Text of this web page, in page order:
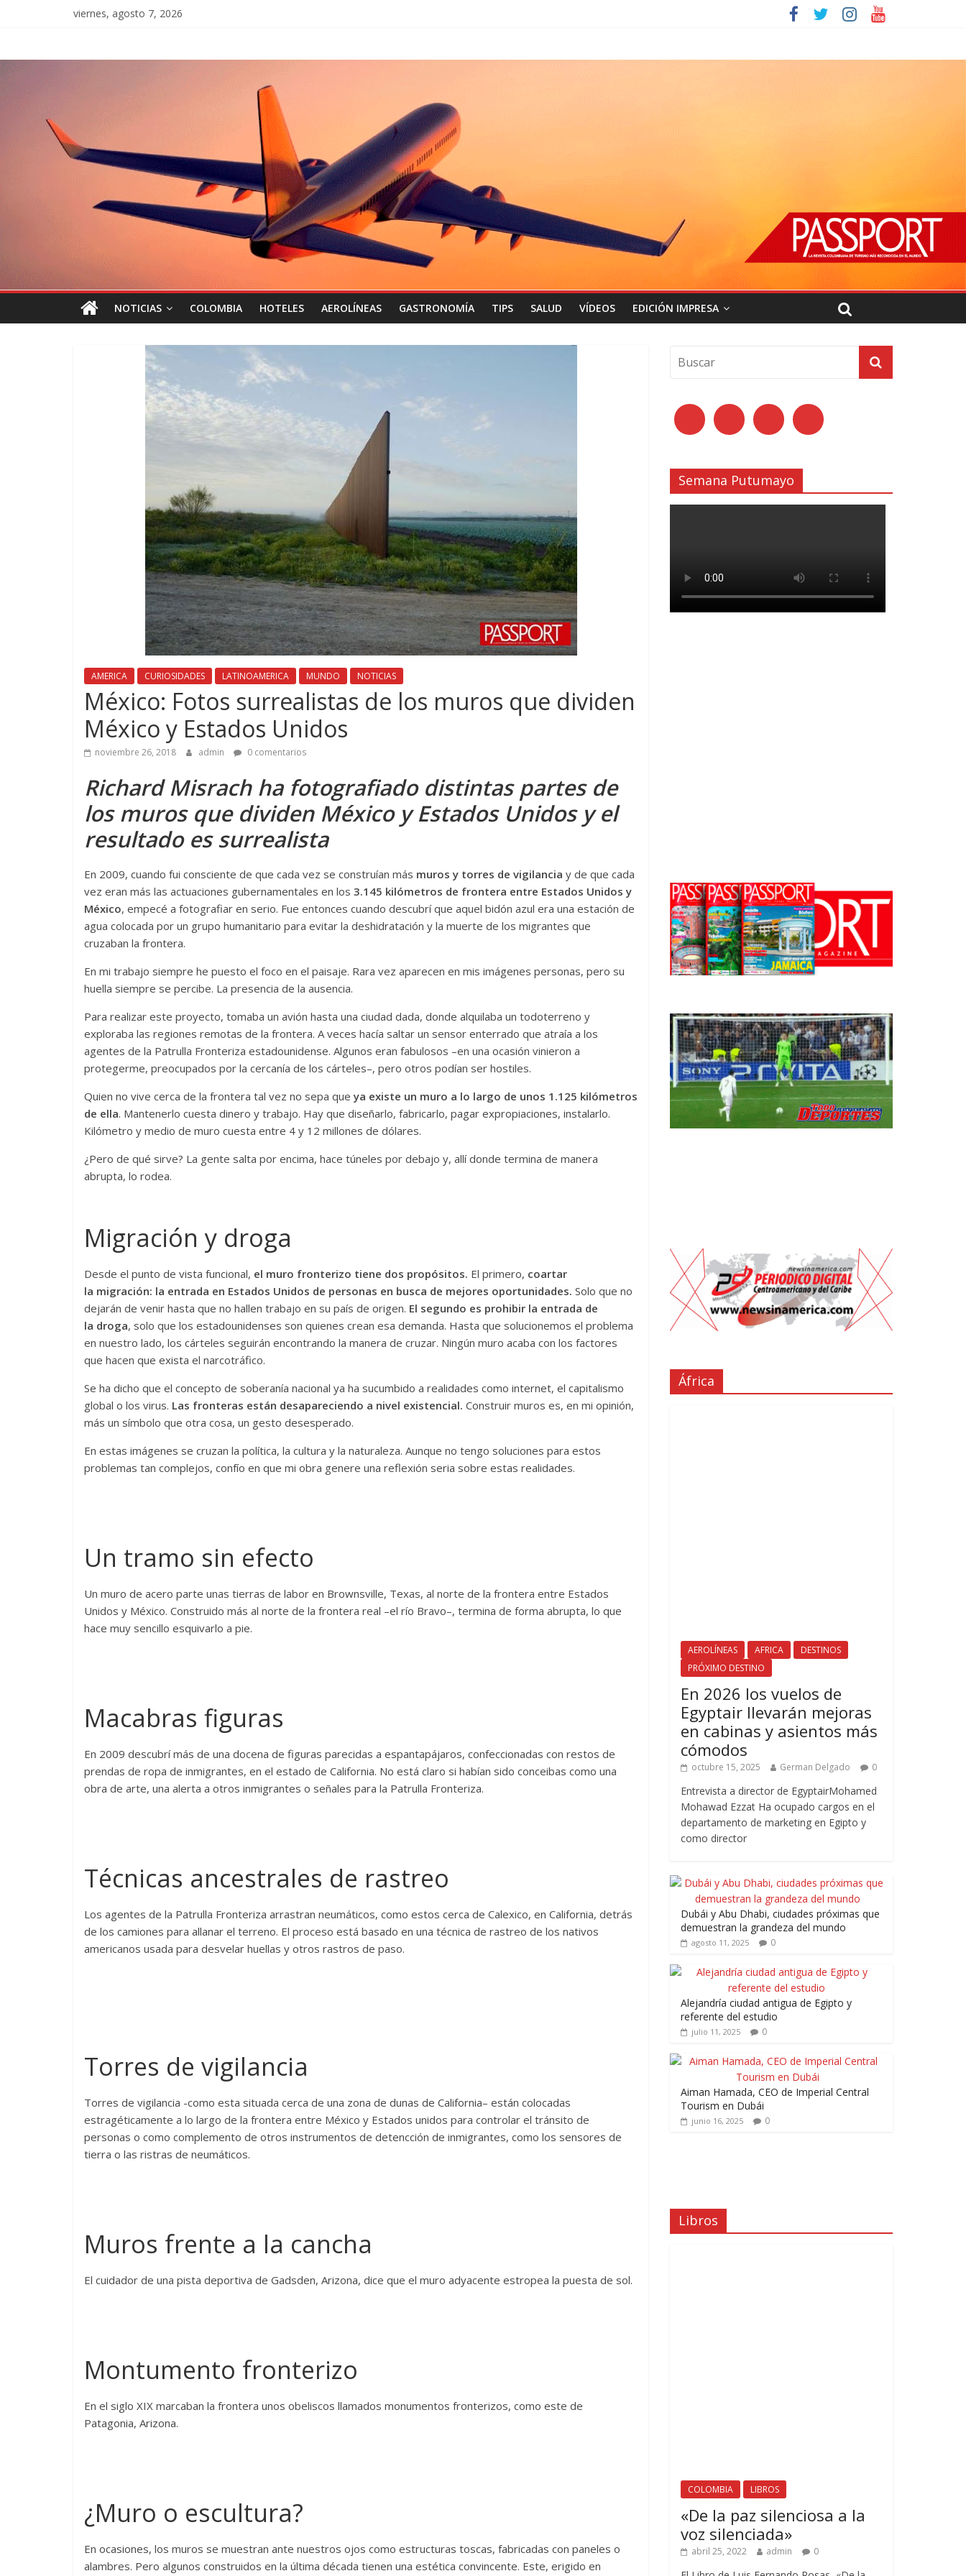
viernes, agosto 7, 2026
NOTICIAS COLOMBIA HOTELES AEROLÍNEAS GASTRONOMÍA TIPS SALUD VÍDEOS EDICIÓN IMPRESA
AMERICA CURIOSIDADES LATINOAMERICA MUNDO NOTICIAS
México: Fotos surrealistas de los muros que dividen
México y Estados Unidos
noviembre 26, 2018 admin 0 comentarios
Richard Misrach ha fotografiado distintas partes de
los muros que dividen México y Estados Unidos y el
resultado es surrealista
En 2009, cuando fui consciente de que cada vez se construían más muros y torres de vigilancia y de que cada
vez eran más las actuaciones gubernamentales en los 3.145 kilómetros de frontera entre Estados Unidos y
México, empecé a fotografiar en serio. Fue entonces cuando descubrí que aquel bidón azul era una estación de
agua colocada por un grupo humanitario para evitar la deshidratación y la muerte de los migrantes que
cruzaban la frontera.
En mi trabajo siempre he puesto el foco en el paisaje. Rara vez aparecen en mis imágenes personas, pero su
huella siempre se percibe. La presencia de la ausencia.
Para realizar este proyecto, tomaba un avión hasta una ciudad dada, donde alquilaba un todoterreno y
exploraba las regiones remotas de la frontera. A veces hacía saltar un sensor enterrado que atraía a los
agentes de la Patrulla Fronteriza estadounidense. Algunos eran fabulosos –en una ocasión vinieron a
protegerme, preocupados por la cercanía de los cárteles–, pero otros podían ser hostiles.
Quien no vive cerca de la frontera tal vez no sepa queya existe un muro a lo largo de unos 1.125 kilómetros
de ella. Mantenerlo cuesta dinero y trabajo. Hay que diseñarlo, fabricarlo, pagar expropiaciones, instalarlo.
Kilómetro y medio de muro cuesta entre 4 y 12 millones de dólares.
¿Pero de qué sirve? La gente salta por encima, hace túneles por debajo y, allí donde termina de manera
abrupta, lo rodea.
Migración y droga
Desde el punto de vista funcional, el muro fronterizo tiene dos propósitos. El primero, coartar
la migración: la entrada en Estados Unidos de personas en busca de mejores oportunidades. Solo que no
dejarán de venir hasta que no hallen trabajo en su país de origen. El segundo es prohibir la entrada de
la droga, solo que los estadounidenses son quienes crean esa demanda. Hasta que solucionemos el problema
en nuestro lado, los cárteles seguirán encontrando la manera de cruzar. Ningún muro acaba con los factores
que hacen que exista el narcotráfico.
Se ha dicho que el concepto de soberanía nacional ya ha sucumbido a realidades como internet, el capitalismo
global o los virus. Las fronteras están desapareciendo a nivel existencial. Construir muros es, en mi opinión,
más un símbolo que otra cosa, un gesto desesperado.
En estas imágenes se cruzan la política, la cultura y la naturaleza. Aunque no tengo soluciones para estos
problemas tan complejos, confío en que mi obra genere una reflexión seria sobre estas realidades.
Un tramo sin efecto
Un muro de acero parte unas tierras de labor en Brownsville, Texas, al norte de la frontera entre Estados
Unidos y México. Construido más al norte de la frontera real –el río Bravo–, termina de forma abrupta, lo que
hace muy sencillo esquivarlo a pie.
Macabras figuras
En 2009 descubrí más de una docena de figuras parecidas a espantapájaros, confeccionadas con restos de
prendas de ropa de inmigrantes, en el estado de California. No está claro si habían sido conceibas como una
obra de arte, una alerta a otros inmigrantes o señales para la Patrulla Fronteriza.
Técnicas ancestrales de rastreo
Los agentes de la Patrulla Fronteriza arrastran neumáticos, como estos cerca de Calexico, en California, detrás
de los camiones para allanar el terreno. El proceso está basado en una técnica de rastreo de los nativos
americanos usada para desvelar huellas y otros rastros de paso.
Torres de vigilancia
Torres de vigilancia -como esta situada cerca de una zona de dunas de California– están colocadas
estragéticamente a lo largo de la frontera entre México y Estados unidos para controlar el tránsito de
personas o como complemento de otros instrumentos de detencción de inmigrantes, como los sensores de
tierra o las ristras de neumáticos.
Muros frente a la cancha
El cuidador de una pista deportiva de Gadsden, Arizona, dice que el muro adyacente estropea la puesta de sol.
Montumento fronterizo
En el siglo XIX marcaban la frontera unos obeliscos llamados monumentos fronterizos, como este de
Patagonia, Arizona.
¿Muro o escultura?
En ocasiones, los muros se muestran ante nuestros ojos como estructuras toscas, fabricadas con paneles o
alambres. Pero algunos construidos en la última década tienen una estética convincente. Este, erigido en
Semana Putumayo
África
AEROLÍNEAS AFRICA
DESTINOS
PRÓXIMO DESTINO
En 2026 los vuelos de
Egyptair llevarán mejoras
en cabinas y asientos más
cómodos
octubre 15, 2025 German Delgado 0
Entrevista a director de EgyptairMohamed
Mohawad Ezzat Ha ocupado cargos en el
departamento de marketing en Egipto y
como director
Dubái y Abu Dhabi, ciudades próximas que
demuestran la grandeza del mundo
agosto 11, 2025 0
Alejandría ciudad antigua de Egipto y
referente del estudio
julio 11, 2025 0
Aiman Hamada, CEO de Imperial Central
Tourism en Dubái
junio 16, 2025 0
Libros
COLOMBIA LIBROS
«De la paz silenciosa a la
voz silenciada»
abril 25, 2022 admin 0